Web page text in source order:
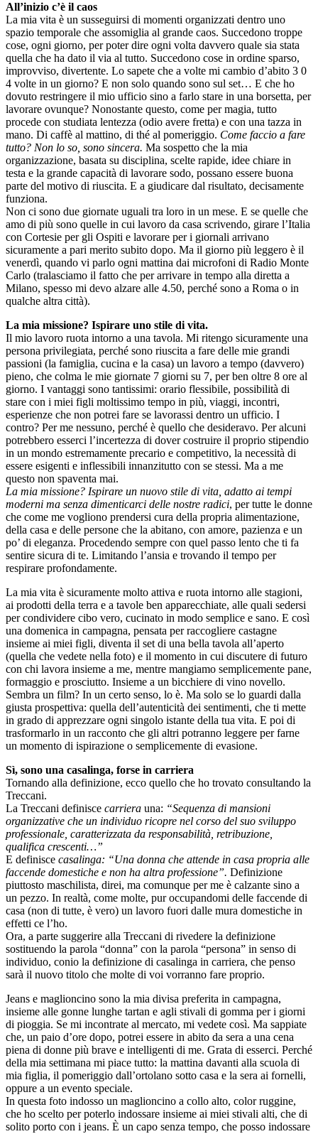
All’inizio c’è il caos
La mia vita è un susseguirsi di momenti organizzati dentro uno
spazio temporale che assomiglia al grande caos. Succedono troppe
cose, ogni giorno, per poter dire ogni volta davvero quale sia stata
quella che ha dato il via al tutto. Succedono cose in ordine sparso,
improvviso, divertente. Lo sapete che a volte mi cambio d’abito 3 0
4 volte in un giorno? E non solo quando sono sul set… E che ho
dovuto restringere il mio ufficio sino a farlo stare in una borsetta, per
lavorare ovunque? Nonostante questo, come per magia, tutto
procede con studiata lentezza (odio avere fretta) e con una tazza in
mano. Di caffè al mattino, di thé al pomeriggio. Come faccio a fare
tutto? Non lo so, sono sincera. Ma sospetto che la mia
organizzazione, basata su disciplina, scelte rapide, idee chiare in
testa e la grande capacità di lavorare sodo, possano essere buona
parte del motivo di riuscita. E a giudicare dal risultato, decisamente
funziona.
Non ci sono due giornate uguali tra loro in un mese. E se quelle che
amo di più sono quelle in cui lavoro da casa scrivendo, girare l’Italia
con Cortesie per gli Ospiti e lavorare per i giornali arrivano
sicuramente a pari merito subito dopo. Ma il giorno più leggero è il
venerdì, quando vi parlo ogni mattina dai microfoni di Radio Monte
Carlo (tralasciamo il fatto che per arrivare in tempo alla diretta a
Milano, spesso mi devo alzare alle 4.50, perché sono a Roma o in
qualche altra città).
La mia missione? Ispirare uno stile di vita.
Il mio lavoro ruota intorno a una tavola. Mi ritengo sicuramente una
persona privilegiata, perché sono riuscita a fare delle mie grandi
passioni (la famiglia, cucina e la casa) un lavoro a tempo (davvero)
pieno, che colma le mie giornate 7 giorni su 7, per ben oltre 8 ore al
giorno. I vantaggi sono tantissimi: orario flessibile, possibilità di
stare con i miei figli moltissimo tempo in più, viaggi, incontri,
esperienze che non potrei fare se lavorassi dentro un ufficio. I
contro? Per me nessuno, perché è quello che desideravo. Per alcuni
potrebbero esserci l’incertezza di dover costruire il proprio stipendio
in un mondo estremamente precario e competitivo, la necessità di
essere esigenti e inflessibili innanzitutto con se stessi. Ma a me
questo non spaventa mai.
La mia missione? Ispirare un nuovo stile di vita, adatto ai tempi
moderni ma senza dimenticarci delle nostre radici, per tutte le donne
che come me vogliono prendersi cura della propria alimentazione,
della casa e delle persone che la abitano, con amore, pazienza e un
po’ di eleganza. Procedendo sempre con quel passo lento che ti fa
sentire sicura di te. Limitando l’ansia e trovando il tempo per
respirare profondamente.
La mia vita è sicuramente molto attiva e ruota intorno alle stagioni,
ai prodotti della terra e a tavole ben apparecchiate, alle quali sedersi
per condividere cibo vero, cucinato in modo semplice e sano. E così
una domenica in campagna, pensata per raccogliere castagne
insieme ai miei figli, diventa il set di una bella tavola all’aperto
(quella che vedete nella foto) e il momento in cui discutere di futuro
con chi lavora insieme a me, mentre mangiamo semplicemente pane,
formaggio e prosciutto. Insieme a un bicchiere di vino novello.
Sembra un film? In un certo senso, lo è. Ma solo se lo guardi dalla
giusta prospettiva: quella dell’autenticità dei sentimenti, che ti mette
in grado di apprezzare ogni singolo istante della tua vita. E poi di
trasformarlo in un racconto che gli altri potranno leggere per farne
un momento di ispirazione o semplicemente di evasione.
Sì, sono una casalinga, forse in carriera
Tornando alla definizione, ecco quello che ho trovato consultando la
Treccani.
La Treccani definisce carriera una: “Sequenza di mansioni
organizzative che un individuo ricopre nel corso del suo sviluppo
professionale, caratterizzata da responsabilità, retribuzione,
qualifica crescenti…”
E definisce casalinga: “Una donna che attende in casa propria alle
faccende domestiche e non ha altra professione”. Definizione
piuttosto maschilista, direi, ma comunque per me è calzante sino a
un pezzo. In realtà, come molte, pur occupandomi delle faccende di
casa (non di tutte, è vero) un lavoro fuori dalle mura domestiche in
effetti ce l’ho.
Ora, a parte suggerire alla Treccani di rivedere la definizione
sostituendo la parola “donna” con la parola “persona” in senso di
individuo, conio la definizione di casalinga in carriera, che penso
sarà il nuovo titolo che molte di voi vorranno fare proprio.
Jeans e maglioncino sono la mia divisa preferita in campagna,
insieme alle gonne lunghe tartan e agli stivali di gomma per i giorni
di pioggia. Se mi incontrate al mercato, mi vedete così. Ma sappiate
che, un paio d’ore dopo, potrei essere in abito da sera a una cena
piena di donne più brave e intelligenti di me. Grata di esserci. Perché
della mia settimana mi piace tutto: la mattina davanti alla scuola di
mia figlia, il pomeriggio dall’ortolano sotto casa e la sera ai fornelli,
oppure a un evento speciale.
In questa foto indosso un maglioncino a collo alto, color ruggine,
che ho scelto per poterlo indossare insieme ai miei stivali alti, che di
solito porto con i jeans. È un capo senza tempo, che posso indossare